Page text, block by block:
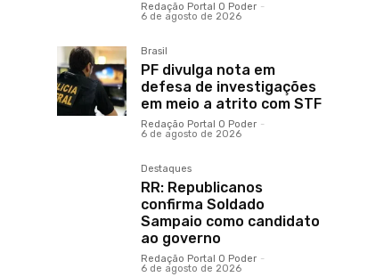
Redação Portal O Poder -
6 de agosto de 2026
Brasil
PF divulga nota em
defesa de investigações
em meio a atrito com STF
Redação Portal O Poder -
6 de agosto de 2026
Destaques
RR: Republicanos
confirma Soldado
Sampaio como candidato
ao governo
Redação Portal O Poder -
6 de agosto de 2026